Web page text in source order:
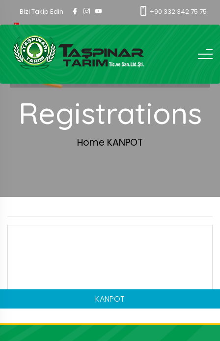
Bizi Takip Edin +90 332 342 75 75
Registrations
Home KANPOT
KANPOT